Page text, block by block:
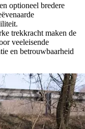
optioneel bredere
trekkracht maken de
veeleisende
en betrouwbaarheid